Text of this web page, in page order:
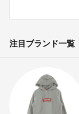
注目ブランド一覧